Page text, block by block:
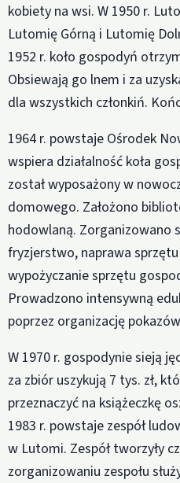
kobiety na wsi. W 1950 r.
Lutomię Górną i Lutomię
1952 r. koło gospodyń
Obsiewają go lnem i za
dla wszystkich członkiń.
1964 r. powstaje Ośrodek
wspiera działalność koła
został wyposażony w
domowego. Założono
hodowlaną. Zorganizowano
fryzjerstwo, naprawa sprzętu
wypożyczanie sprzętu
Prowadzono intensywną
poprzez organizację
W 1970 r. gospodynie sieją
za zbiór uszykują 7 tys. zł,
przeznaczyć na książeczkę
1983 r. powstaje zespół
w Lutomi. Zespół tworzyły
zorganizowaniu zespołu